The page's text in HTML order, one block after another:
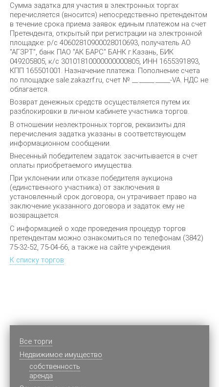
Сумма задатка для участия в электронных торгах
перечисляется (вносится) непосредственно претендентом
в течение срока приема заявок единым платежом на счет
Претендента, открытый при регистрации на электронной
площадке: р/с 40602810900028010693, получатель АО
"АГЗРТ", банк ПАО "АК БАРС" БАНК г.Казань, БИК
049205805, к/с 30101810000000000805, ИНН 1655391893,
КПП 165501001. Назначение платежа: Пополнение счета
по площадке sale.zakazrf.ru, счет № __._____._____-VA. НДС не
облагается.
Возврат денежных средств осуществляется путем их
разблокировки в личном кабинете участника торгов.
В отношении неэлектронных торгов, реквизиты для
перечисления задатка указаны в соответствующем
информационном сообщении.
Внесенный победителем задаток засчитывается в счет
оплаты приобретаемого имущества.
При уклонении или отказе победителя аукциона
(единственного участника) от заключения в
установленный срок договора, он утрачивает право на
заключение указанного договора и задаток ему не
возвращается.
С информацией о ходе проведения процедур торгов
претендентам можно ознакомиться по телефонам ‎(3842)
75-32-52, 75-04-66, а также на сайте учреждения.
К списку торгов
Все торги
Недвижимое имущество
cобственность
аренда